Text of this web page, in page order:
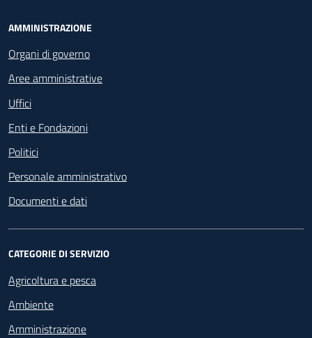
Footer - Navigazione
AMMINISTRAZIONE
Organi di governo
Aree amministrative
Uffici
Enti e Fondazioni
Politici
Personale amministrativo
Documenti e dati
CATEGORIE DI SERVIZIO
Agricoltura e pesca
Ambiente
Amministrazione